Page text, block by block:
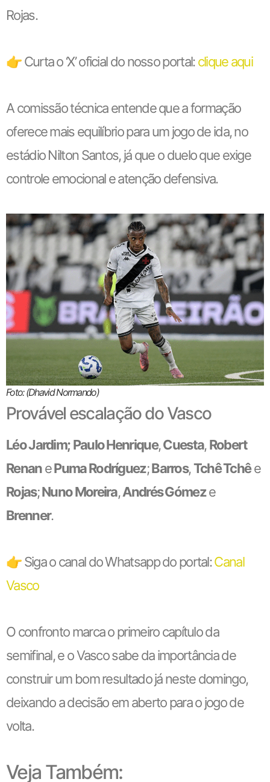
Rojas.
👉 Curta o ‘X’ oficial do nosso portal:clique aqui
A comissão técnica entende que a formação
oferece mais equilíbrio para um jogo de ida, no
estádio Nilton Santos, já que o duelo que exige
controle emocional e atenção defensiva.
Foto: (Dhavid Normando)
Provável escalação do Vasco
Léo Jardim; Paulo Henrique,Cuesta,Robert
RenanePuma Rodríguez;Barros,Tchê Tchêe
Rojas;Nuno Moreira,Andrés Gómeze
Brenner.
👉 Siga o canal do Whatsapp do portal:Canal
Vasco
O confronto marca o primeiro capítulo da
semifinal, e o Vasco sabe da importância de
construir um bom resultado já neste domingo,
deixando a decisão em aberto para o jogo de
volta.
Veja Também: